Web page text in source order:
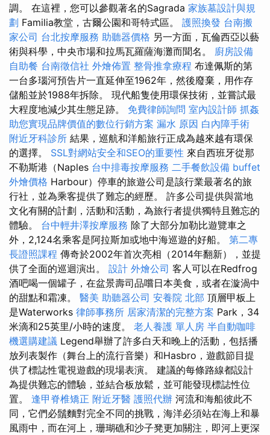
調。 在這裡，您可以參觀著名的Sagrada 家族墓設計與規
劃 Familia教堂，古爾公園和哥特式區。 護照換發 台南搬
家公司 台北按摩服務 助聽器價格 另一方面，瓦倫西亞以藝
術與科學，中央市場和拉馬瓦羅薩海灘而聞名。 廚房設備
自助餐 台南徵信社 外燴佈置 整骨推拿療程 布達佩斯的第
一台多瑙河預告片一直延伸至1962年，然後廢棄，用作存
儲船並於1988年拆除。 現代船隻使用環保技術，並嘗試最
大程度地減少其生態足跡。 免費律師詢問 室內設計師 抓姦
助您實現品牌價值的數位行銷方案 漏水 原因 白內障手術
附近牙科診所 結果，巡航和洋船旅行正成為越來越有環保
的選擇。 SSL對網站安全和SEO的重要性 來自西班牙從那
不勒斯港（Naples 台中排毒按摩服務 二手餐飲設備 buffet
外燴價格 Harbour）停車的旅遊公司是該行業最著名的旅
行社，並為乘客提供了難忘的經歷。 許多公司提供與當地
文化有關的計劃，活動和活動，為旅行者提供獨特且難忘的
體驗。 台中輕井澤按摩服務 除了大部分加勒比遊覽車之
外，2,124名乘客是阿拉斯加或地中海巡遊的好船。 第二專
長證照課程 傳奇於2002年首次亮相（2014年翻新），並提
供了全面的巡迴演出。 設計 外燴公司 客人可以在Redfrog
酒吧喝一個罐子，在盆景壽司品嚐日本美食，或者在漩渦中
的甜點和霜凍。 醫美 助聽器公司 安養院 北部 頂層甲板上
是Waterworks 律師事務所 居家清潔的完整方案 Park，34
米滴和25英里/小時的速度。 老人養護 單人房 半自動咖啡
機選購建議 Legend舉辦了許多白天和晚上的活動，包括播
放列表製作（舞台上的流行音樂）和Hasbro，遊戲節目提
供了標誌性電視遊戲的現場表演。 建議的每條路線都設計
為提供難忘的體驗，並結合板放鬆，並可能發現標誌性位
置。 逢甲脊椎矯正 附近牙醫 護照代辦 河流和海船彼此不
同，它們必鬚麵對完全不同的挑戰，海洋必須站在海上和暴
風雨中，而在河上，珊瑚礁和沙子凳更加關注，即河上更深